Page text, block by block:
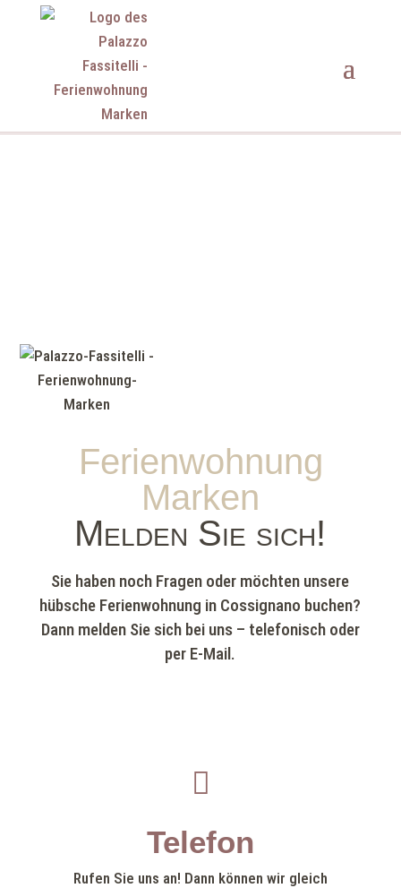
Ferienwohnung
Marken
Melden Sie sich!
Sie haben noch Fragen oder möchten unsere
hübsche Ferienwohnung in Cossignano buchen?
Dann melden Sie sich bei uns – telefonisch oder
per E-Mail.

Telefon
Rufen Sie uns an! Dann können wir gleich